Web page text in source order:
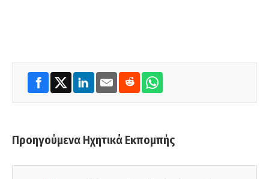
Προηγούμενα Ηχητικά Εκπομπής